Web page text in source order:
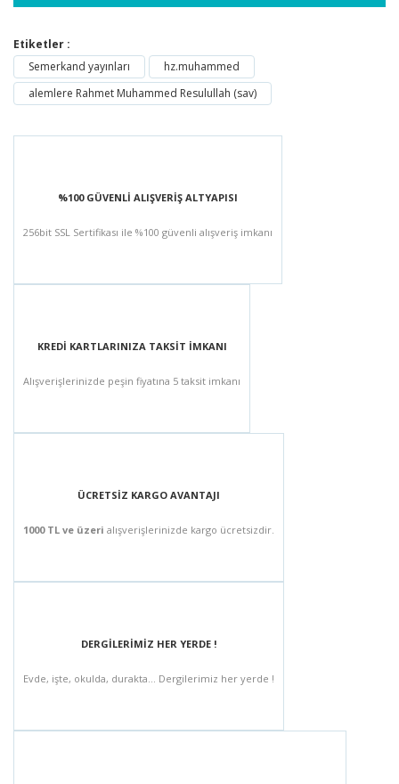
Etiketler :
Semerkand yayınları
hz.muhammed
alemlere Rahmet Muhammed Resulullah (sav)
%100 GÜVENLİ ALIŞVERİŞ ALTYAPISI
256bit SSL Sertifikası ile %100 güvenli alışveriş imkanı
KREDİ KARTLARINIZA TAKSİT İMKANI
Alışverişlerinizde peşin fiyatına 5 taksit imkanı
ÜCRETSİZ KARGO AVANTAJI
1000 TL ve üzeri alışverişlerinizde kargo ücretsizdir.
DERGİLERİMİZ HER YERDE !
Evde, işte, okulda, durakta... Dergilerimiz her yerde !